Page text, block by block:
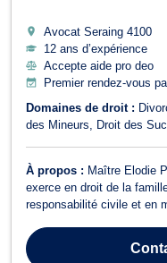
Avocat Seraing 4100
12 ans d’expérience
Accepte aide pro deo
Premier rendez-vous
Domaines de droit :
des Mineurs
Droit des
À propos : Maître Elodie
exerce en droit de la
responsabilité civile et en
contentieux, pension
de gar...